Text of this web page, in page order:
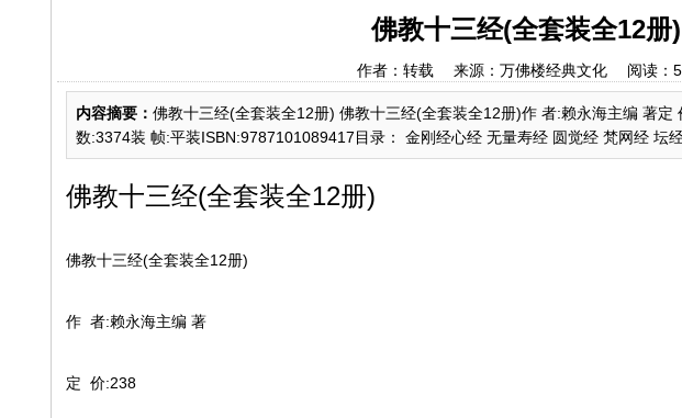
佛教十三经(全套装全12册
作者：转载 来源：万佛楼经典文化 阅读：
内容摘要： 佛教十三经(全套装全12册) 佛教十三经(全套装全12册)作 者:赖永海主编 著
数:3374装 帧:平装ISBN:9787101089417目录： 金刚经心经 无量寿经 圆觉经 梵网经 坛
佛教十三经(全套装全12册)
佛教十三经(全套装全12册)
作 者:赖永海主编 著
定 价:238